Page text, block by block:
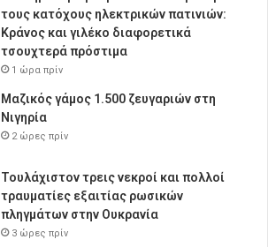
τους κατόχους ηλεκτρικών πατινιών:
Κράνος και γιλέκο διαφορετικά
τσουχτερά πρόστιμα
1 ώρα πρίν
Μαζικός γάμος 1.500 ζευγαριών στη
Νιγηρία
2 ώρες πρίν
Τουλάχιστον τρεις νεκροί και πολλοί
τραυματίες εξαιτίας ρωσικών
πληγμάτων στην Ουκρανία
3 ώρες πρίν